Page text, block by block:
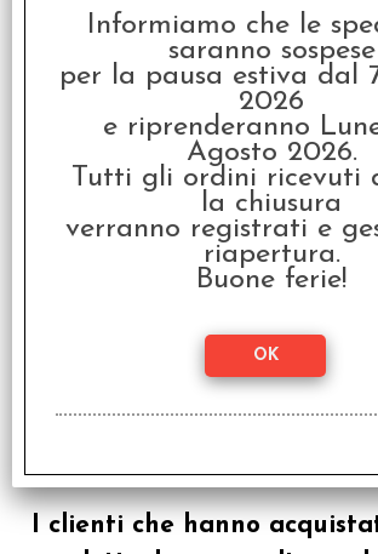
Wehrmacht
€34,95
È Accessorio di
Sine Requie Anno XIII -
Seconda Edizione
I clienti che hanno
Informiamo che le
saranno sospese
per la pausa estiva dal
2026
e riprenderanno
Agosto 2026.
Tutti gli ordini ricevuti
la chiusura
verranno registrati e
riapertura.
Buone ferie!